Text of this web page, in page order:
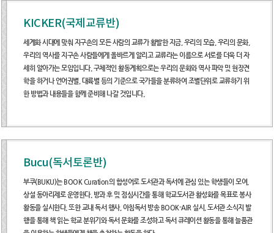
KICKER(국제교류반)
세계화 시대에 맞춰 지구촌의 모든 사람의 교류가 활발한 지금, 우리의 모습, 우리의 문화,
우리의 역사를 지구촌 사람들에게 올바르게 알리고 교류라는 이름으로 서로를 더욱 더 자
세히 알아가는 모임입니다. 구체적인 활동계획으로는 우리의 문화와 역사 파악 및 현장견
학을 하거나 언어권별, 대륙별 등의 기준으로 국가들을 분류하여 조별단위로 교류하기 위
한 방법과 내용들을 함께 준비해 나갈 것입니다.
Bucu(독서토론반)
부쿠(BUKU)는 BOOK Curation의 합성어로 도서관과 독서에 관심 있는 학생들이 모여,
상설 동아리제로 운영한다. 방과 후 및 점심시간을 통해 학교도서관 활성화를 목표로 봉사
활동을 실시한다. 또한 교내 독서 행사, 아침독서 방송 BOOK-AIR 실시, 도서관 소식지 발
행을 통해 책 읽는 학교 분위기와 독서 문화를 조성하고 독서 큐레이션 활동을 통해 늘품관